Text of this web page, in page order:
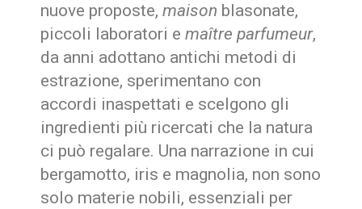
nuove proposte,maison blasonate,
piccoli laboratori emaître parfumeur,
da anni adottano antichi metodi di
estrazione, sperimentano con
accordi inaspettati e scelgono gli
ingredienti più ricercati che la natura
ci può regalare. Una narrazione in cui
bergamotto, iris e magnolia, non sono
solo materie nobili, essenziali per